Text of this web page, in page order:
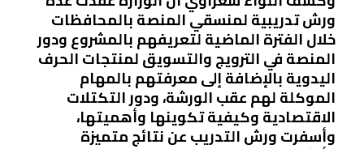
ورش تدريبية لمنسقي المنصة بالمحافظات
خلال الفترة الماضية لتعريفهم بالمشروع ودور
المنصة في الترويج والتسويق لمنتجات الحرف
اليدوية بالإضافة إلى معرفتهم بالمهام
الموكلة لهم عقب الورشة، ودور التكتلات
الاقتصادية وكيفية تكوينها وأهميتها،
وأسفرت ورش التدريب عن نتائج متميزة